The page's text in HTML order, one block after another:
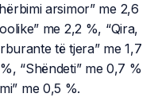
arsimor” me 2,6
me 2,2 %, “Qira,
të tjera” me 1,7
“Shëndeti” me 0,7 %
me 0,5 %.